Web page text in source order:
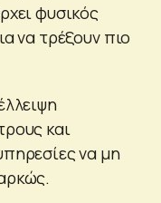
φυσικός
να τρέξουν πιο
και
να μη